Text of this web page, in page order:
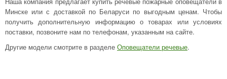
Минске или с доставкой по Беларуси по выгодным ценам. Чтобы
получить дополнительную информацию о товарах или условиях
поставки, позвоните нам по телефонам, указанным на сайте.
Другие модели смотрите в разделе Оповещатели речевые.